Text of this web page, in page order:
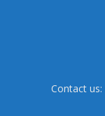
Contact us: